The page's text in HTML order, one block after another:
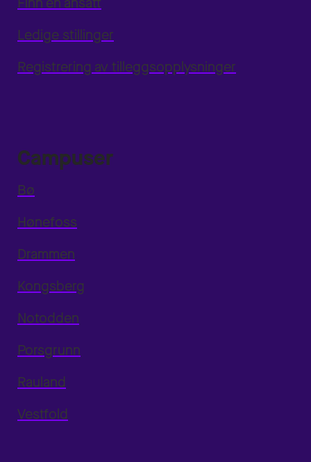
Ledige stillinger
Registrering av tilleggsopplysninger
Campuser
Bø
Hønefoss
Drammen
Kongsberg
Notodden
Porsgrunn
Rauland
Vestfold